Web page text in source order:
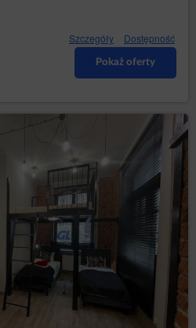
Szczegóły Dostępność
Pokaż oferty